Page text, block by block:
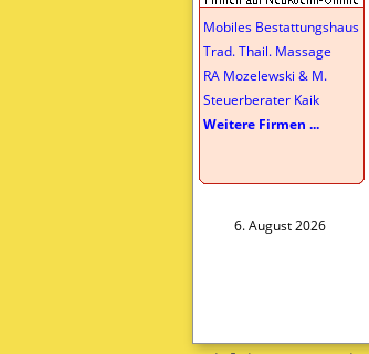
Mobiles Bestattungshaus
Trad. Thail. Massage
RA Mozelewski & M.
Steuerberater Kaik
Weitere Firmen ...
6. August 2026